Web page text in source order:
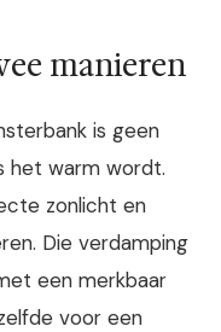
manieren
is geen
het warm wordt.
zonlicht en
Die verdamping
een merkbaar
voor een